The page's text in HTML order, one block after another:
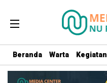
Beranda Warta Kegiatan